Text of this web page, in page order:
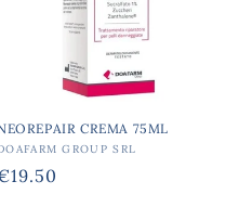
CREMA 75ML
GROUP SRL